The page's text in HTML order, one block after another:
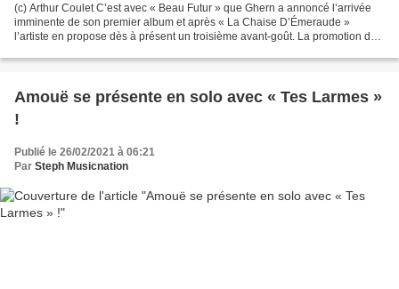
(c) Arthur Coulet C’est avec « Beau Futur » que Ghern a annoncé l’arrivée
imminente de son premier album et après « La Chaise D’Émeraude »
l’artiste en propose dès à présent un troisième avant-goût. La promotion de
Amouë se présente en solo avec « Tes Larmes »
!
Publié le 26/02/2021 à 06:21
Par Steph Musicnation